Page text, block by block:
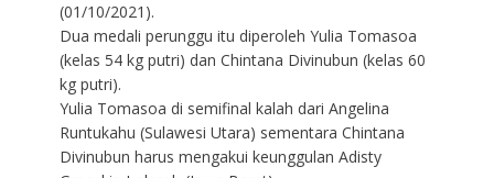
(01/10/2021).
Dua medali perunggu itu diperoleh Yulia Tomasoa
(kelas 54 kg putri) dan Chintana Divinubun (kelas 60
kg putri).
Yulia Tomasoa di semifinal kalah dari Angelina
Runtukahu (Sulawesi Utara) sementara Chintana
Divinubun harus mengakui keunggulan Adisty